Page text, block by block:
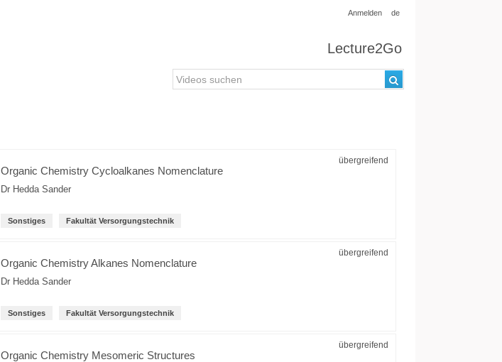
Anmelden de
Lecture2Go
übergreifend
Organic Chemistry Cycloalkanes Nomenclature
Dr Hedda Sander
Sonstiges Fakultät Versorgungstechnik
übergreifend
Organic Chemistry Alkanes Nomenclature
Dr Hedda Sander
Sonstiges Fakultät Versorgungstechnik
übergreifend
Organic Chemistry Mesomeric Structures